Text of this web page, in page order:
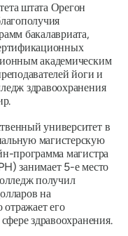
штата Орегон
бакалавриата,
академическим
йоги и
здравоохранения
университет в
магистерскую
программа магистра
занимает 5-е место
получил
на
отражает его
здравоохранения.